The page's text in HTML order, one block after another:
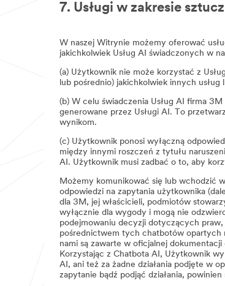
7. Usługi w zakresie
W naszej Witrynie możemy oferować
jakichkolwiek Usług AI świadczonych w
(a) Użytkownik nie może korzystać z
lub pośrednio) jakichkolwiek innych
(b) W celu świadczenia Usług AI firma
generowane przez Usługi AI. To
wynikom.
(c) Użytkownik ponosi wyłączną
między innymi roszczeń z tytułu
AI. Użytkownik musi zadbać o to, aby
Możemy komunikować się lub wchodzić
odpowiedzi na zapytania użytkownika
dla 3M, jej właścicieli, podmiotów
wyłącznie dla wygody i mogą nie
podejmowaniu decyzji dotyczących praw,
pośrednictwem tych chatbotów opartych
nami są zawarte w oficjalnej
Korzystając z Chatbota AI, Użytkownik
AI, ani też za żadne działania podjęte w
zapytanie bądź podjąć działania,